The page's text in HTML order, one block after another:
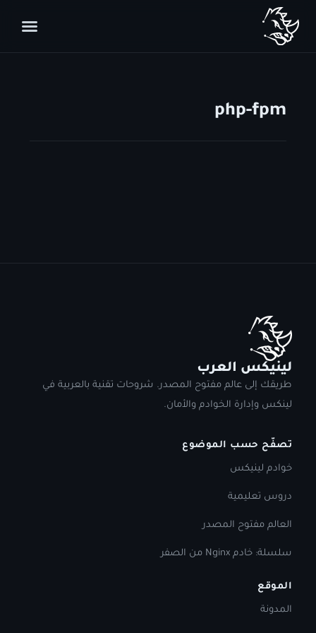
php-fpm
لينيكس العرب
طريقك إلى عالم مفتوح المصدر. شروحات تقنية بالعربية في
لينكس وإدارة الخوادم والأمان.
تصفّح حسب الموضوع
خوادم لينيكس
دروس تعليمية
العالم مفتوح المصدر
سلسلة: خادم Nginx من الصفر
الموقع
المدونة